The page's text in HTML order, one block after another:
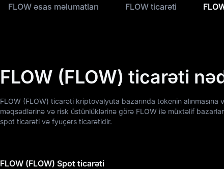
FLOW əsas məlumatları FLOW ticarəti
FLOW (FLOW) ticarəti
FLOW (FLOW) ticarəti kriptovalyuta bazarında tokenin alınmasına
məqsədlərinə və risk üstünlüklərinə görə FLOW ilə müxtəlif
spot ticarəti və fyuçers ticarətidir.
FLOW (FLOW) Spot ticarəti